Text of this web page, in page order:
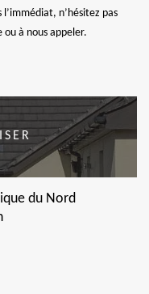
l’immédiat, n’hésitez pas
à nous appeler.
du Nord